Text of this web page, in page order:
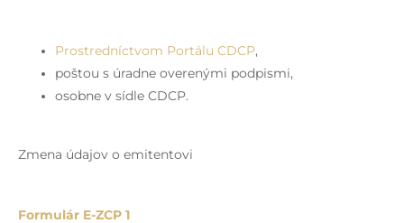
Prostredníctvom Portálu CDCP,
poštou s úradne overenými podpismi,
osobne v sídle CDCP.
Zmena údajov o emitentovi
Formulár E-ZCP 1